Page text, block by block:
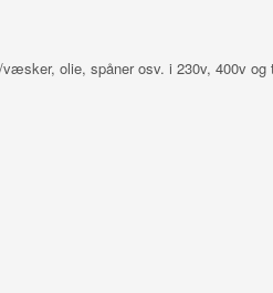
olie, spåner osv. i 230v, 400v og